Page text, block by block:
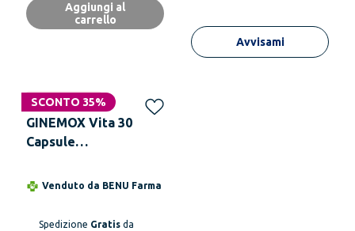
Aggiungi al
carrello
Avvisami
SCONTO 35%
Non disponibile
GINEMOX Vita 30
Capsule
Venduto da BENU Farma
Spedizione Gratis da